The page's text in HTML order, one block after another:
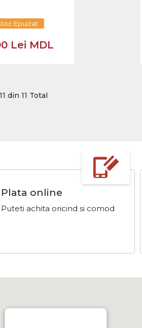
Epuizat
Lei MDL
din 11 Total
Plata online
Puteti achita oricind si comod